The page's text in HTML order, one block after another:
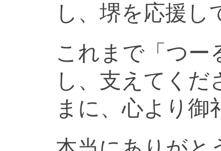
し、堺を応援し
これまで「つー
し、支えてく
まに、心より御